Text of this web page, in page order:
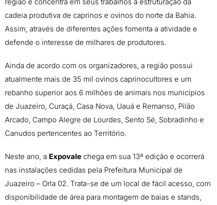
cadeia produtiva de caprinos e ovinos do norte da Bahia.
Assim, através de diferentes ações fomenta a atividade e
defende o interesse de milhares de produtores.
Ainda de acordo com os organizadores, a região possui
atualmente mais de 35 mil ovinos caprinocultores e um
rebanho superior aos 6 milhões de animais nos municípios
de Juazeiro, Curaçá, Casa Nova, Uauá e Remanso, Pilão
Arcado, Campo Alegre de Lourdes, Sento Sé, Sobradinho e
Canudos pertencentes ao Território.
Neste ano, a Expovale chega em sua 13ª edição e ocorrerá
nas instalações cedidas pela Prefeitura Municipal de
Juazeiro – Orla 02. Trata-se de um local de fácil acesso, com
disponibilidade de área para montagem de baias e stands,